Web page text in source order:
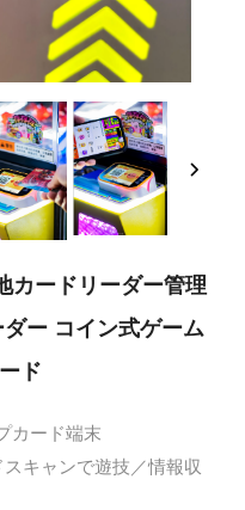
カードリーダー管理
ー コイン式ゲーム
ド
カード端末
キャンで遊技／情報収